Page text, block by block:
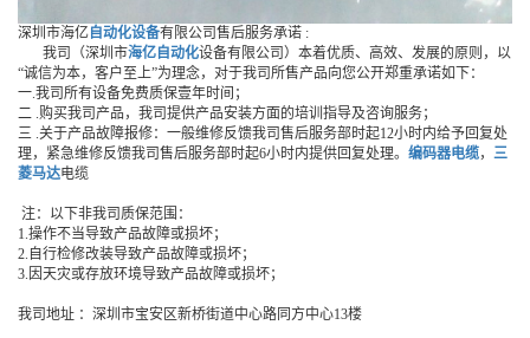
深圳市海亿自动化设备有限公司售后服务承诺 :
我司（深圳市海亿自动化设备有限公司）本着优质、高效、发展的原则，以
“诚信为本，客户至上”为理念，对于我司所售产品向您公开郑重承诺如下：
一.我司所有设备免费质保壹年时间；
二 .购买我司产品，我司提供产品安装方面的培训指导及咨询服务；
三 .关于产品故障报修：一般维修反馈我司售后服务部时起12小时内给予回复处
理，紧急维修反馈我司售后服务部时起6小时内提供回复处理。 编码器电缆， 三
菱马达电缆
注：以下非我司质保范围：
1.操作不当导致产品故障或损坏；
2.自行检修改装导致产品故障或损坏；
3.因天灾或存放环境导致产品故障或损坏；
我司地址 ：深圳市宝安区新桥街道中心路同方中心13楼